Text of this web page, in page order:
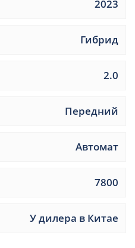
2023
Гибрид
2.0
Передний
Автомат
7800
У дилера в Китае